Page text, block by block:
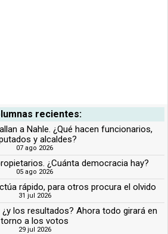
recientes:
a Nahle. ¿Qué hacen funcionarios,
y alcaldes?
07 ago 2026
¿Cuánta democracia hay?
05 ago 2026
rápido, para otros procura el olvido
31 jul 2026
los resultados? Ahora todo girará en
torno a los votos
29 jul 2026